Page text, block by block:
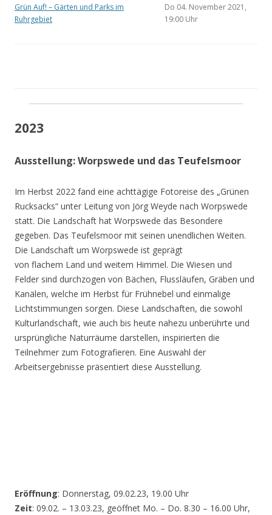
Grün Auf! – Gärten und Parks im
Ruhrgebiet
Do 04. November 2021,
19:00 Uhr
2023
Ausstellung: Worpswede und das Teufelsmoor
Im Herbst 2022 fand eine achttägige Fotoreise des „Grünen
Rucksacks“ unter Leitung von Jörg Weyde nach Worpswede
statt. Die Landschaft hat Worpswede das Besondere
gegeben. Das Teufelsmoor mit seinen unendlichen Weiten.
Die Landschaft um Worpswede ist geprägt
von flachem Land und weitem Himmel. Die Wiesen und
Felder sind durchzogen von Bächen, Flussläufen, Gräben und
Kanälen, welche im Herbst für Frühnebel und einmalige
Lichtstimmungen sorgen. Diese Landschaften, die sowohl
Kulturlandschaft, wie auch bis heute nahezu unberührte und
ursprüngliche Naturräume darstellen, inspirierten die
Teilnehmer zum Fotografieren. Eine Auswahl der
Arbeitsergebnisse präsentiert diese Ausstellung.
Eröffnung: Donnerstag, 09.02.23, 19.00 Uhr
Zeit: 09.02. – 13.03.23, geöffnet Mo. – Do. 8.30 – 16.00 Uhr,